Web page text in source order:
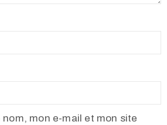
mon e-mail et mon site